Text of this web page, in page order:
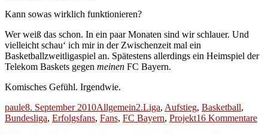
Kann sowas wirklich funktionieren?
Wer weiß das schon. In ein paar Monaten sind wir schlauer. Und
vielleicht schau‘ ich mir in der Zwischenzeit mal ein
Basketballzweitligaspiel an. Spätestens allerdings ein Heimspiel der
Telekom Baskets gegen meinen FC Bayern.
Komisches Gefühl. Irgendwie.
Autor
pauleVeröffentlicht
am
8. September 2010Kategorien
AllgemeinSchlagwörter
2.Liga, Aufstieg, Basketball,
Bundesliga, Erfolgsfans, Fans, FC Bayern, Projekt16 Kommentarezu